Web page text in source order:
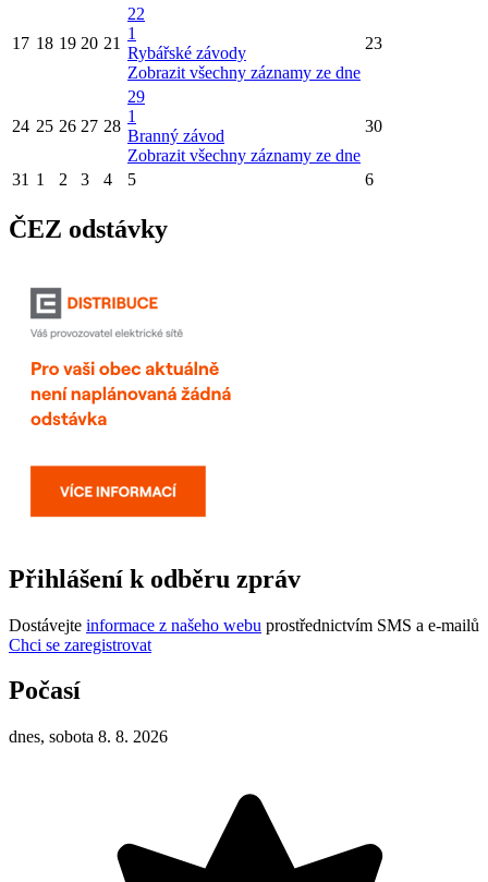
17 18 19 20 21
22
1
Rybářské závody
Zobrazit všechny záznamy ze dne
23
24 25 26 27 28
29
1
Branný závod
Zobrazit všechny záznamy ze dne
30
31 1 2 3 4 5 6
ČEZ odstávky
Přihlášení k odběru zpráv
Dostávejte informace z našeho webu prostřednictvím SMS a e-mailů
Chci se zaregistrovat
Počasí
dnes, sobota 8. 8. 2026